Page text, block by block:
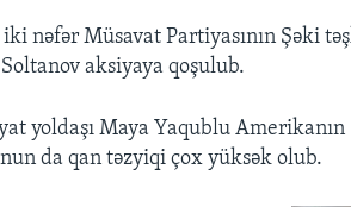
nəfər Müsavat Partiyasının Şəki
aksiyaya qoşulub.
yoldaşı Maya Yaqublu
da qan təzyiqi çox yüksək olub.